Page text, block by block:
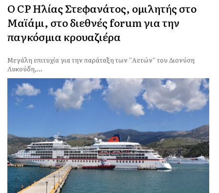
Ο CP Ηλίας Στεφανάτος, ομιλητής στο
Μαϊάμι, στο διεθνές forum για την
παγκόσμια κρουαζιέρα
Μεγάλη επιτυχία για την παράταξη των “Αετών” του Διονύση
Λυκούδη,...